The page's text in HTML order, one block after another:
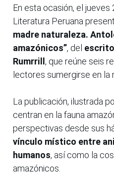
En esta ocasión, el jueves
Literatura Peruana
madre naturaleza.
amazónicos”, del
Rumrrill , que reúne seis
lectores sumergirse en la
La publicación, ilustrada
centran en la fauna
perspectivas desde sus
vínculo místico entre
humanos, así como la
amazónicos.